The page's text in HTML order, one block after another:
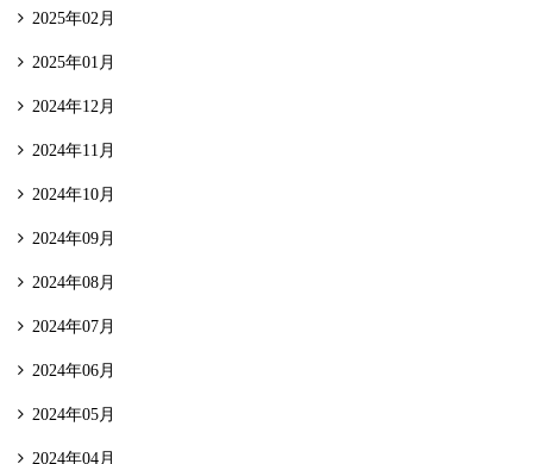
2025年02月
2025年01月
2024年12月
2024年11月
2024年10月
2024年09月
2024年08月
2024年07月
2024年06月
2024年05月
2024年04月